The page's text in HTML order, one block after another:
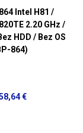
Intel H81 /
2.20 GHz /
HDD / Bez OS
864)
€